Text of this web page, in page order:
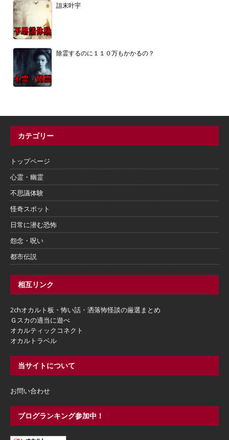
詛末叶宇
除霊するのに１１０万もかかるの？
カテゴリー
トップページ
心霊・幽霊
不思議体験
怪奇スポット
日常に潜む恐怖
怨念・呪い
都市伝説
相互リンク
2chオカルト板・怖い話・洒落怖怪談の厳選まとめ
Ｇスカの適当に遊べ
オカルティックコネクト
オカルトラベル
当サイトについて
お問い合わせ
ブログランキング参加中！